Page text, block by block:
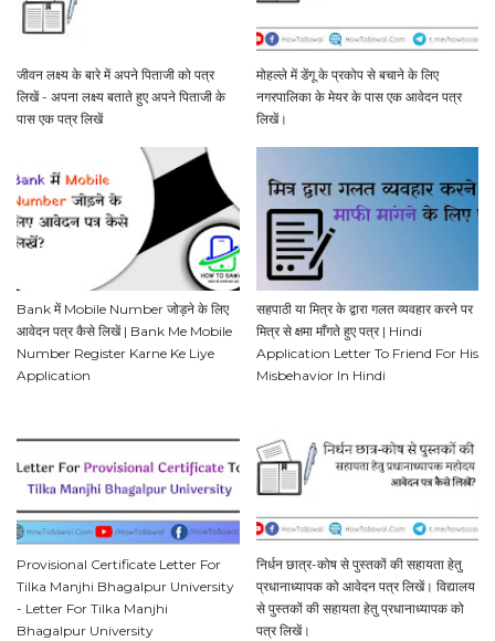
जीवन लक्ष्य के बारे में अपने पिताजी को पत्र
लिखें - अपना लक्ष्य बताते हुए अपने पिताजी के
पास एक पत्र लिखें
मोहल्ले में डेंगू के प्रकोप से बचाने के लिए
नगरपालिका के मेयर के पास एक आवेदन पत्र
लिखें।
Bank में Mobile Number जोड़ने के लिए
आवेदन पत्र कैसे लिखें | Bank Me Mobile
Number Register Karne Ke Liye
Application
सहपाठी या मित्र के द्वारा गलत व्यवहार करने पर
मित्र से क्षमा माँगते हुए पत्र | Hindi
Application Letter To Friend For His
Misbehavior In Hindi
Provisional Certificate Letter For
Tilka Manjhi Bhagalpur University
- Letter For Tilka Manjhi
Bhagalpur University
निर्धन छात्र-कोष से पुस्तकों की सहायता हेतु
प्रधानाध्यापक को आवेदन पत्र लिखें। विद्यालय
से पुस्तकों की सहायता हेतु प्रधानाध्यापक को
पत्र लिखें।